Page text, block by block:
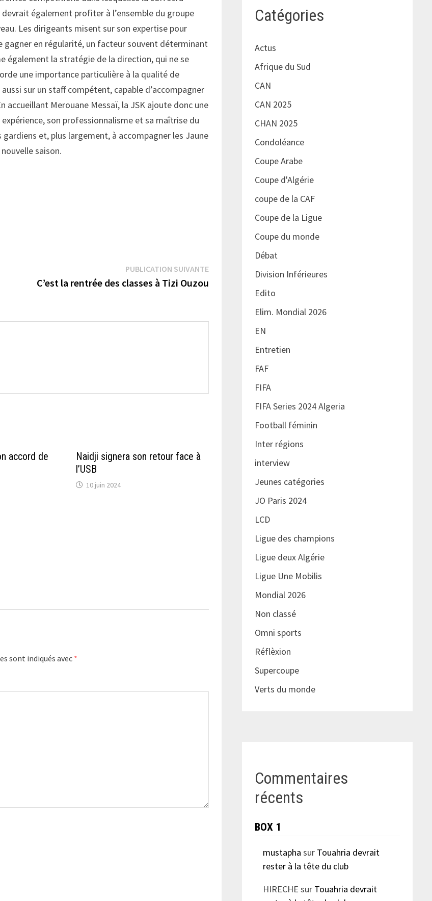
également profiter à l’ensemble du groupe
Les dirigeants misent sur son expertise pour
en régularité, un facteur souvent déterminant
également la stratégie de la direction, qui ne se
une importance particulière à la qualité de
sur un staff compétent, capable d’accompagner
accueillant Merouane Messaï, la JSK ajoute donc une
son professionnalisme et sa maîtrise du
et, plus largement, à accompagner les Jaune
saison.
PUBLICATION SUIVANTEPublication
suivante :
C’est la rentrée des classes à Tizi Ouzou
accord de
Naidji signera son retour face à
l’USB
10 juin 2024
sont indiqués avec *
Catégories
Actus
Afrique du Sud
CAN
CAN 2025
CHAN 2025
Condoléance
Coupe Arabe
Coupe d'Algérie
coupe de la CAF
Coupe de la Ligue
Coupe du monde
Débat
Division Inférieures
Edito
Elim. Mondial 2026
EN
Entretien
FAF
FIFA
FIFA Series 2024 Algeria
Football féminin
Inter régions
interview
Jeunes catégories
JO Paris 2024
LCD
Ligue des champions
Ligue deux Algérie
Ligue Une Mobilis
Mondial 2026
Non classé
Omni sports
Réflèxion
Supercoupe
Verts du monde
Commentaires
récents
BOX 1
mustapha sur Touahria devrait
rester à la tête du club
HIRECHE sur Touahria devrait